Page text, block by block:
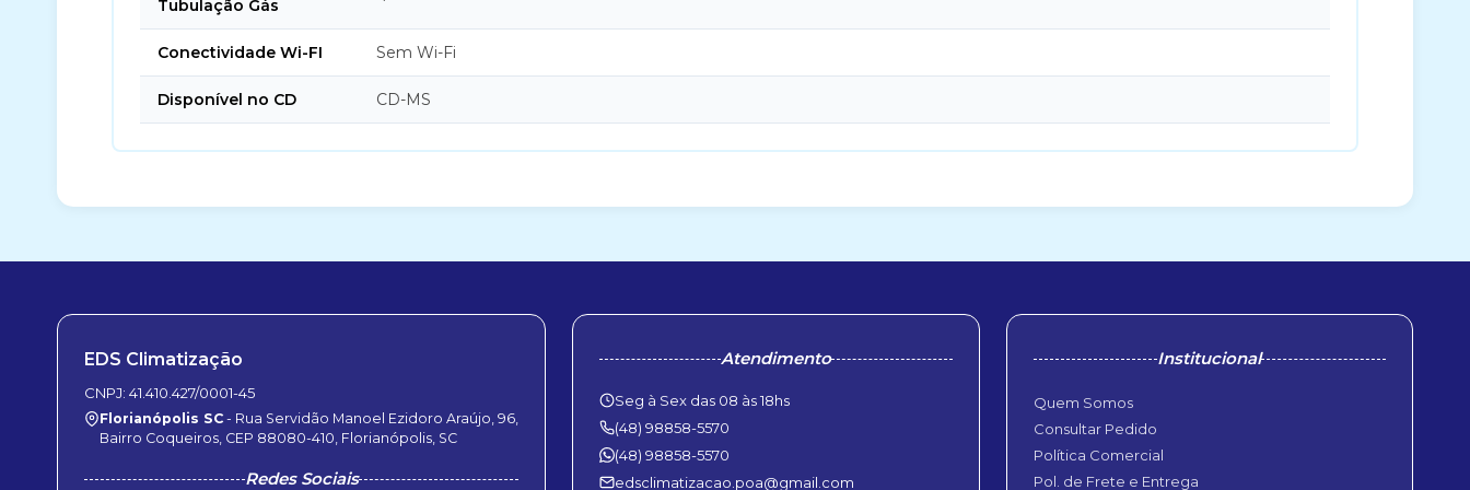
Tubulação Gás
Conectividade Wi-FI Sem Wi-Fi
Disponível no CD CD-MS
EDS Climatização
CNPJ: 41.410.427/0001-45
Florianópolis SC - Rua Servidão Manoel Ezidoro Araújo, 96,
Bairro Coqueiros, CEP 88080-410, Florianópolis, SC
Redes Sociais
Atendimento
Seg à Sex das 08 às 18hs
(48) 98858-5570
(48) 98858-5570
edsclimatizacao.poa@gmail.com
Institucional
Quem Somos
Consultar Pedido
Política Comercial
Pol. de Frete e Entrega